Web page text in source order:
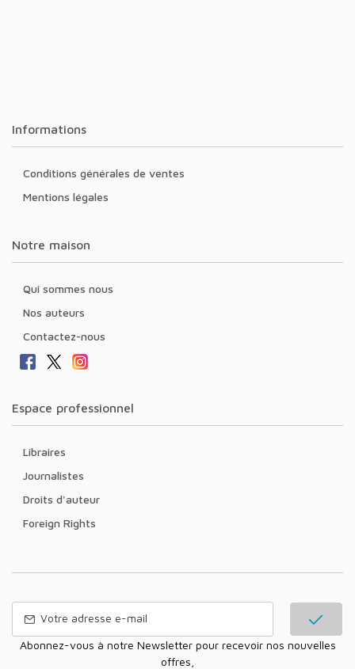
Informations
Conditions générales de ventes
Mentions légales
Notre maison
Qui sommes nous
Nos auteurs
Contactez-nous
Espace professionnel
Libraires
Journalistes
Droits d'auteur
Foreign Rights
Abonnez-vous à notre Newsletter pour recevoir nos nouvelles
offres,